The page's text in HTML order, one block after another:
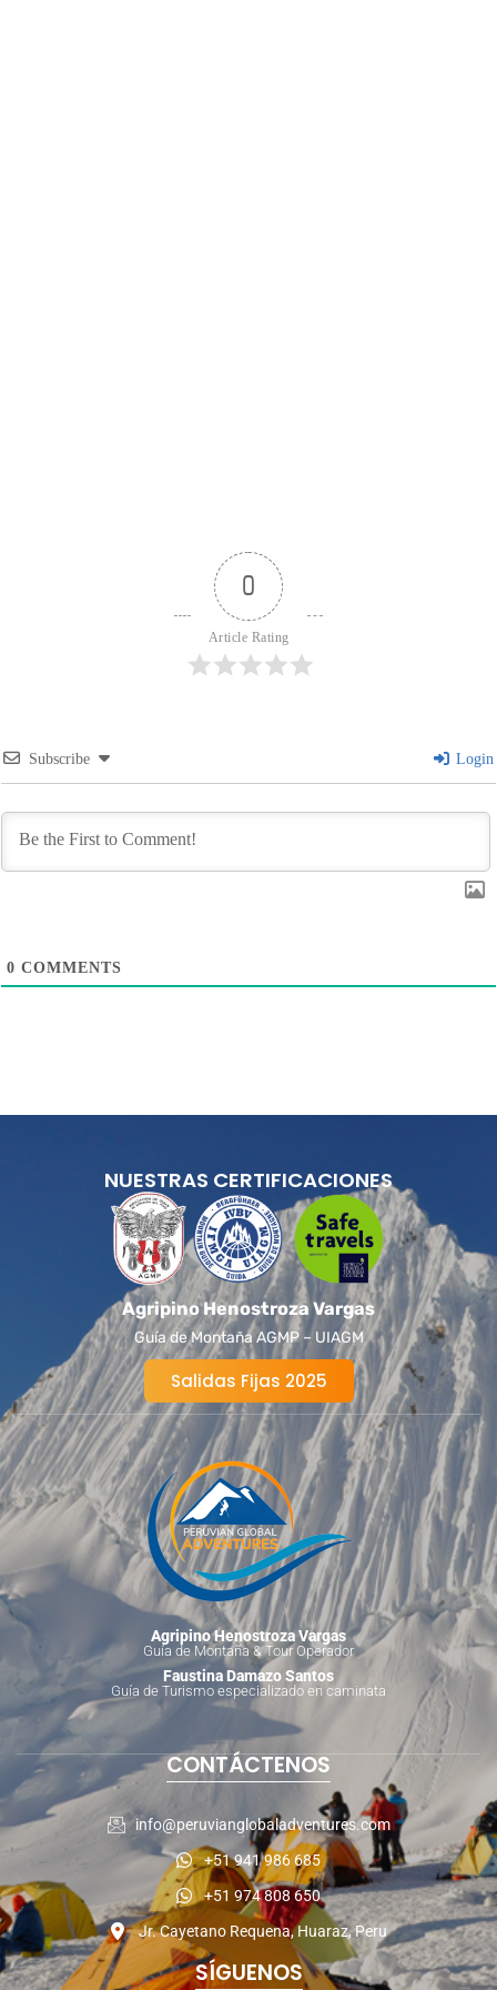
0
Article Rating
Subscribe Login
0 COMMENTS
NUESTRAS CERTIFICACIONES
Agripino Henostroza Vargas
Guía de Montaña AGMP – UIAGM
Salidas Fijas 2025
Agripino Henostroza Vargas
Guía de Montaña & Tour Operador
Faustina Damazo Santos
Guía de Turismo especializado en caminata
CONTÁCTENOS
info@peruvianglobaladventures.com
+51 941 986 685
+51 974 808 650
Jr. Cayetano Requena, Huaraz, Peru
SÍGUENOS